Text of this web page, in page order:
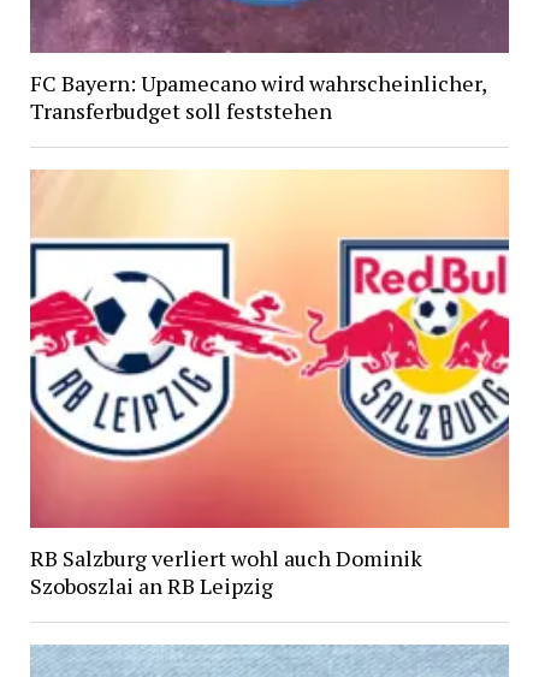
FC Bayern: Upamecano wird wahrscheinlicher,
Transferbudget soll feststehen
RB Salzburg verliert wohl auch Dominik
Szoboszlai an RB Leipzig